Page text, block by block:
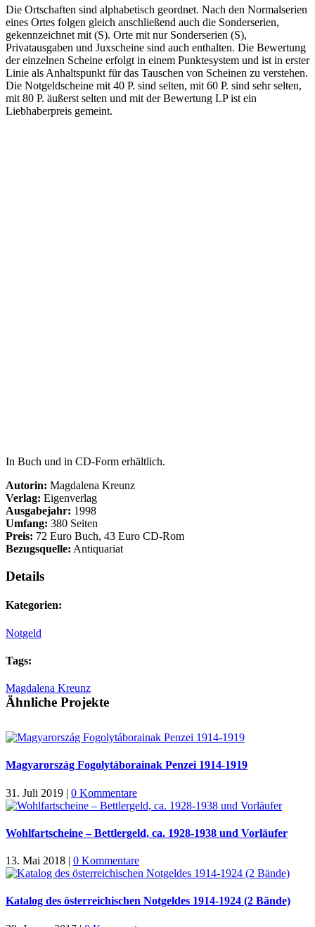
Die Ortschaften sind alphabetisch geordnet. Nach den Normalserien
eines Ortes folgen gleich anschließend auch die Sonderserien,
gekennzeichnet mit (S). Orte mit nur Sonderserien (S),
Privatausgaben und Juxscheine sind auch enthalten. Die Bewertung
der einzelnen Scheine erfolgt in einem Punktesystem und ist in erster
Linie als Anhaltspunkt für das Tauschen von Scheinen zu verstehen.
Die Notgeldscheine mit 40 P. sind selten, mit 60 P. sind sehr selten,
mit 80 P. äußerst selten und mit der Bewertung LP ist ein
Liebhaberpreis gemeint.
In Buch und in CD-Form erhältlich.
Autorin: Magdalena Kreunz
Verlag: Eigenverlag
Ausgabejahr: 1998
Umfang: 380 Seiten
Preis: 72 Euro Buch, 43 Euro CD-Rom
Bezugsquelle: Antiquariat
Details
Kategorien:
Notgeld
Tags:
Magdalena Kreunz
Ähnliche Projekte
Magyarország Fogolytáborainak Penzei 1914-1919
31. Juli 2019 | 0 Kommentare
Wohlfartscheine – Bettlergeld, ca. 1928-1938 und Vorläufer
13. Mai 2018 | 0 Kommentare
Katalog des österreichischen Notgeldes 1914-1924 (2 Bände)